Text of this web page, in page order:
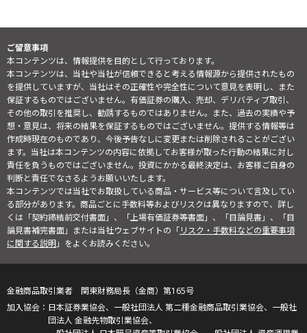
ご留意事項
本コンテンツは、情報提供を目的として行っております。
本コンテンツは、当社や当社が信頼できると考える情報源から提供されたもの
を提供していますが、当社はその正確性や完全性について意見を表明し、また
保証するものではございません。有価証券の購入、売却、デリバティブ取引、
その他の取引を推奨し、勧誘するものではありません。また、過去の実績や予
想・意見は、将来の結果を保証するものではございません。提供する情報等は
作成時現在のものであり、今後予告なしに変更または削除されることがござい
ます。当社は本コンテンツの内容に依拠してお客様が取った行動の結果に対し
責任を負うものではございません。投資にかかる最終決定は、お客様ご自身の
判断と責任でなさるようお願いいたします。
本コンテンツでは当社でお取扱している商品・サービス等について言及してい
る部分があります。商品ごとに手数料等およびリスクは異なりますので、詳し
くは「契約締結前交付書面」、「上場有価証券等書面」、「目論見書」、「目
論見書補完書面」または当社ウェブサイトの「リスク・手数料などの重要事項
に関する説明」をよくお読みください。
金融商品取引業者 関東財務局長（金商）第165号
日本証券業協会、一般社団法人 第二種金融商品取引業協会、一般社
団法人 金融先物取引業協会、